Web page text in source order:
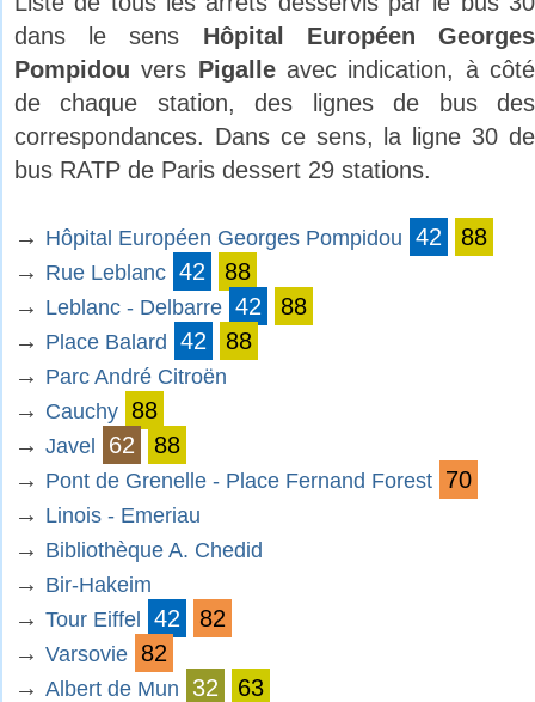
dans le sens Hôpital Européen Georges
Pompidou vers Pigalleavec indication, à côté
de chaque station, des lignes de bus des
correspondances. Dans ce sens, la ligne 30 de
bus RATP de Paris dessert 29 stations.
→ Hôpital Européen Georges Pompidou 42
88
→ Rue Leblanc 42
88
→ Leblanc - Delbarre 42
88
→ Place Balard 42
88
→ Parc André Citroën
→ Cauchy 88
→ Javel 62
88
→ Pont de Grenelle - Place Fernand Forest 70
→ Linois - Emeriau
→ Bibliothèque A. Chedid
→ Bir-Hakeim
→ Tour Eiffel 42
82
→ Varsovie 82
→ Albert de Mun 32
63